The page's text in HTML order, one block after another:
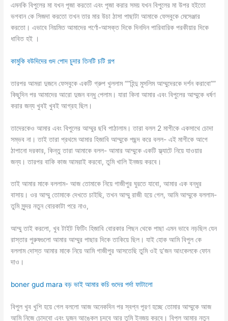
এমনকি বিপুলের মা যখন পূজা করতো এবং পূজা করার সময় যখন বিপুলের মা উপর হইতো
ভগবান কে সিজদা করতো তখন তার মার উচা ঠাসা পাছাটা আমাকে ফেসবুকে মেসেঞ্জার
করতো। এভাবে নিয়মিত আমাদের পর্ণো-আসক্ত দিকে দিনদিন পারিবারিক পরকীয়ার দিকে
ধাবিত হই ।
কামুকি বউদিদের গুদ পোদ চুদার তিনটি চটি গল্প
তারপর আমরা দুজনে ফেসবুকে একটি গ্রুপ খুললাম “”হিন্দু মুসলিম আম্মুদেরকে দর্শন করাবো””
কিছুদিন পর আমাদের আরো দুজন বন্ধু পেলাম। যারা কিনা আমার এবং বিপুলের আম্মুকে ধর্ষণ
করার জন্য খুবই খুবই আগ্রহ ছিল।
তাদেরকেও আমার এবং বিপুলের আম্মুর ছবি পাঠালাম। তারা বলল 2 মাগীকে একসাথে চোদা
সম্ভব না। তাই তারা প্রথমে আমার হিজাবি আম্মুকে পছন্দ করে বলল- এই মাগীকে আগে
ঠাপানো দরকার, কিন্তু তারা আমাকে বলল- আমার আম্মুকে একটি ফ্ল্যাটে নিয়ে যাওয়ার
জন্য। তারপর বাকি কাজ আমরাই করবো, তুমি খালি ইনজয় করবে।
তাই আমার মাকে বললাম- আজ তোমাকে নিয়ে গাজীপুর ঘুরতে যাবো, আমার এক বন্ধুর
বাসায়। ওর আম্মু তোমাকে দেখতে চাইছি, তখন আম্মু রাজী হয়ে গেল, আমি আম্মুকে বললাম-
তুমি সুন্দর নতুন বোরকাটা পরে নাও,
আম্মু তাই করলো, খুব টাইট ফিটিং হিজাবি বোরকার পিছন থেকে পাছা এমন ভাবে নড়ছিল যেন
রাস্তার পুরুষগুলো আমার আম্মুর পাছার দিকে তাকিয়ে ছিল। যাই হোক আমি বিপুল কে
বললাম দোস্ত আমার মাকে নিয়ে আমি গাজীপুর আসতেছি তুমি ওই দু’জন আংকেলকে ফোন
দাও।
boner gud mara বড় ভাই আমার কচি গুদের পর্দা ফাটালো
বিপুল খুব খুশি হয়ে গেল বললো আজ অনেকদিন পর স্বপ্ন পূরণ হচ্ছে তোমার আম্মুকে আজ
আমি নিজে চোদবো এবং দুজন আঙ্কেল চুদবে আর তুমি ইনজয় করবে। বিপুল আমার নতুন